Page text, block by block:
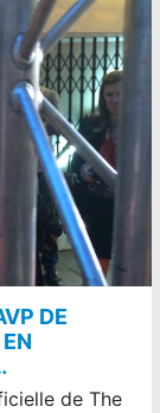
DE
de The